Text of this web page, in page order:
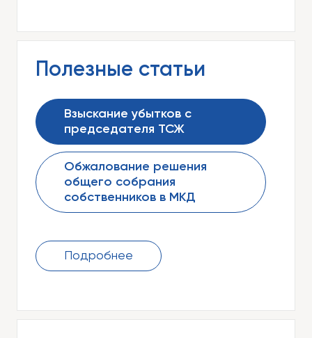
Полезные статьи
Взыскание убытков с
председателя ТСЖ
Обжалование решения
общего собрания
собственников в МКД
Подробнее